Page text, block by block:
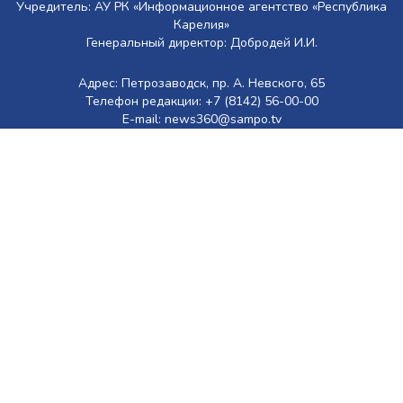
Учредитель: АУ РК «Информационное агентство «Республика
Карелия»
Генеральный директор: Добродей И.И.
Адрес: Петрозаводск, пр. А. Невского, 65
Телефон редакции: +7 (8142) 56-00-00
E-mail: news360@sampo.tv